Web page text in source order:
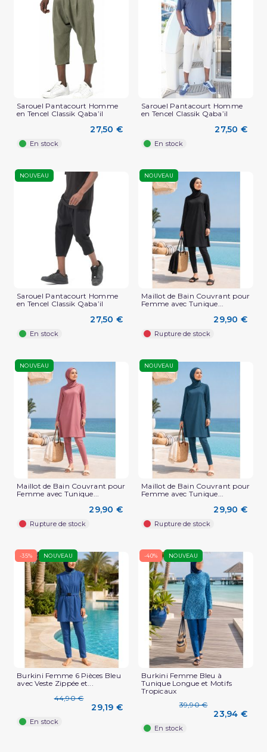
Sarouel Pantacourt Homme
en Tencel Classik Qaba’il
27,50 €
En stock
Sarouel Pantacourt Homme
en Tencel Classik Qaba’il
27,50 €
En stock
NOUVEAU
Sarouel Pantacourt Homme
en Tencel Classik Qaba’il
27,50 €
En stock
NOUVEAU
Maillot de Bain Couvrant pour
Femme avec Tunique...
29,90 €
Rupture de stock
NOUVEAU
Maillot de Bain Couvrant pour
Femme avec Tunique...
29,90 €
Rupture de stock
NOUVEAU
Maillot de Bain Couvrant pour
Femme avec Tunique...
29,90 €
Rupture de stock
-35% NOUVEAU
Burkini Femme 6 Pièces Bleu
avec Veste Zippée et...
44,90 €
29,19 €
En stock
-40% NOUVEAU
Burkini Femme Bleu à
Tunique Longue et Motifs
Tropicaux
39,90 €
23,94 €
En stock